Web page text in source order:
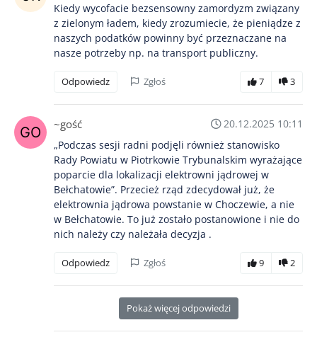
Kiedy wycofacie bezsensowny zamordyzm związany
z zielonym ładem, kiedy zrozumiecie, że pieniądze z
naszych podatków powinny być przeznaczane na
nasze potrzeby np. na transport publiczny.
Odpowiedz Zgłoś 7 3
~gość
20.12.2025 10:11
„Podczas sesji radni podjęli również stanowisko
Rady Powiatu w Piotrkowie Trybunalskim wyrażające
poparcie dla lokalizacji elektrowni jądrowej w
Bełchatowie”. Przecież rząd zdecydował już, że
elektrownia jądrowa powstanie w Choczewie, a nie
w Bełchatowie. To już zostało postanowione i nie do
nich należy czy należała decyzja .
Odpowiedz Zgłoś 9 2
Pokaż więcej odpowiedzi